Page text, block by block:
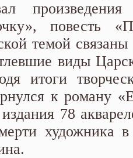
повесть
темой связаны
виды
итоги
к роману
издания 78
художника